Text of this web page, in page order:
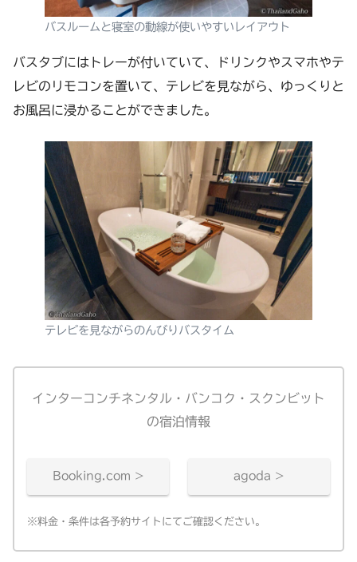
バスルームと寝室の動線が使いやすいレイアウト
バスタブにはトレーが付いていて、ドリンクやスマホやテ
レビのリモコンを置いて、テレビを見ながら、ゆっくりと
お風呂に浸かることができました。
テレビを見ながらのんびりバスタイム
インターコンチネンタル・バンコク・スクンビット
の宿泊情報
Booking.com > agoda >
※料金・条件は各予約サイトにてご確認ください。